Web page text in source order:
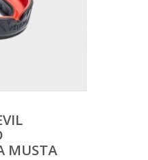
MUSTA